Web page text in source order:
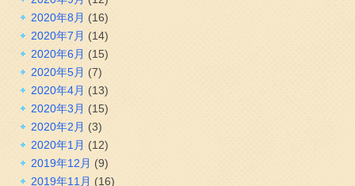
2020年8月 (16)
2020年7月 (14)
2020年6月 (15)
2020年5月 (7)
2020年4月 (13)
2020年3月 (15)
2020年2月 (3)
2020年1月 (12)
2019年12月 (9)
2019年11月 (16)